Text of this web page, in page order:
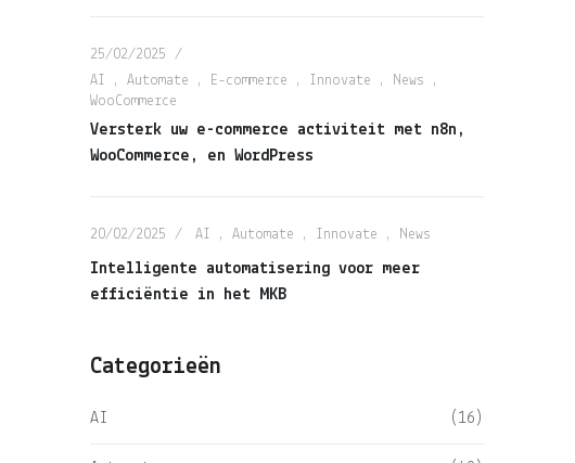
25/02/2025
AI , Automate , E-commerce , Innovate , News ,
WooCommerce
Versterk uw e-commerce activiteit met n8n,
WooCommerce, en WordPress
20/02/2025 AI , Automate , Innovate , News
Intelligente automatisering voor meer
efficiëntie in het MKB
Categorieën
AI (16)